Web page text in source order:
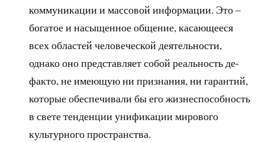
коммуникации и массовой информации. Это –
богатое и насыщенное общение, касающееся
всех областей человеческой деятельности,
однако оно представляет собой реальность де-
факто, не имеющую ни признания, ни гарантий,
которые обеспечивали бы его жизнеспособность
в свете тенденции унификации мирового
культурного пространства.